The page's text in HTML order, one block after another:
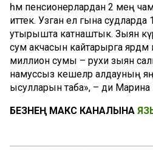
һәм пенсионерлардан 2 мең
иттек. Узган ел гына
утырышта катнаштык. Зыян
сум акчасын кайтарырга
миллион сумы – рухи зыян
намуссыз кешеләр алдауның яңа,
ысулларын таба», – ди Марина
БЕЗНЕҢ МАКС КАНАЛЫНА